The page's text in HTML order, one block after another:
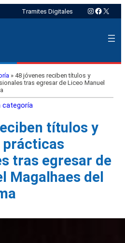
Tramites Digitales Instagram
X
» 48 jóvenes reciben títulos y
tras egresar de Liceo Manuel
categoría
títulos y
prácticas
tras egresar de
Magalhaes del